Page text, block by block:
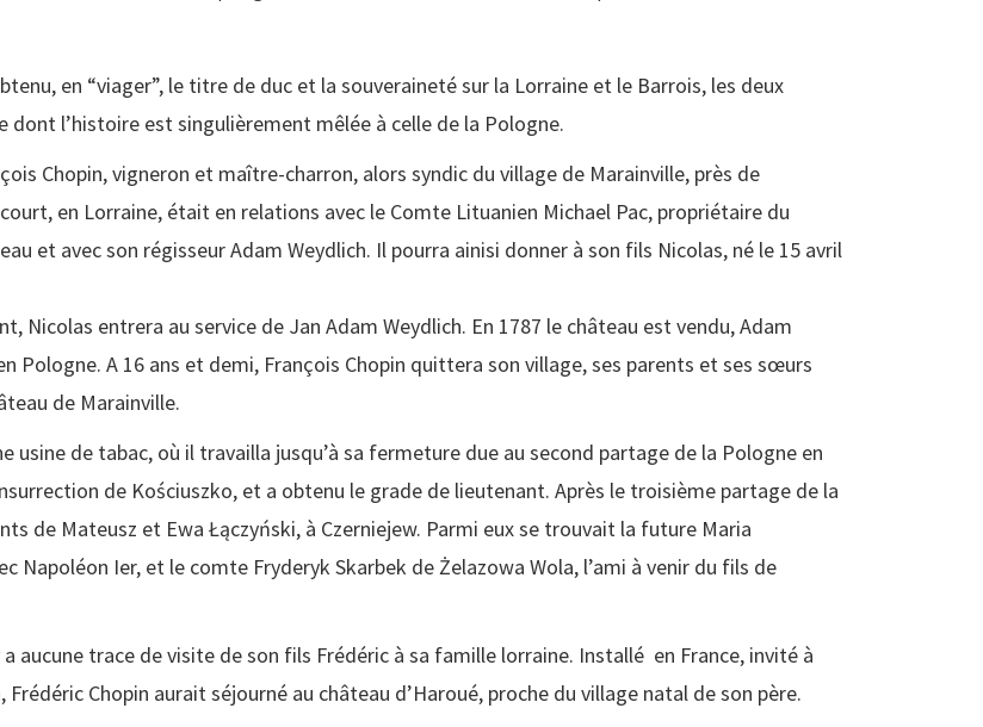
en “viager”, le titre de duc et la souveraineté sur la Lorraine et le Barrois, les deux
dont l’histoire est singulièrement mêlée à celle de la Pologne.
Chopin, vigneron et maître-charron, alors syndic du village de Marainville, près de
en Lorraine, était en relations avec le Comte Lituanien Michael Pac, propriétaire du
et avec son régisseur Adam Weydlich. Il pourra ainisi donner à son fils Nicolas, né le 15 avril
Nicolas entrera au service de Jan Adam Weydlich. En 1787 le château est vendu, Adam
Pologne. A 16 ans et demi, François Chopin quittera son village, ses parents et ses sœurs
de Marainville.
usine de tabac, où il travailla jusqu’à sa fermeture due au second partage de la Pologne en
de Kościuszko, et a obtenu le grade de lieutenant. Après le troisième partage de la
de Mateusz et Ewa Łączyński, à Czerniejew. Parmi eux se trouvait la future Maria
Napoléon Ier, et le comte Fryderyk Skarbek de Żelazowa Wola, l’ami à venir du fils de
aucune trace de visite de son fils Frédéric à sa famille lorraine. Installé en France, invité à
Chopin aurait séjourné au château d’Haroué, proche du village natal de son père.